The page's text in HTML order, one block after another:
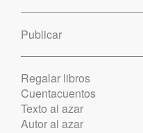
Publicar
Regalar libros
Cuentacuentos
Texto al azar
Autor al azar